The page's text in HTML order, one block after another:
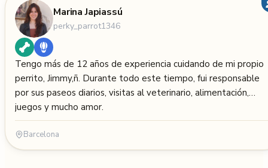
Marina Japiassú
perky_parrot1346
Tengo más de 12 años de experiencia cuidando de mi propio
perrito, Jimmy,ñ. Durante todo este tiempo, fui responsable
por sus paseos diarios, visitas al veterinario, alimentación,
juegos y mucho amor.
Barcelona